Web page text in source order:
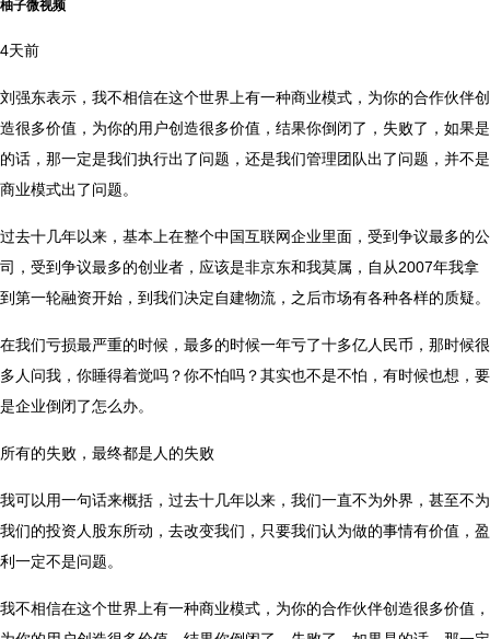
柚子微视频
4天前
刘强东表示，我不相信在这个世界上有一种商业模式，为你的合作伙伴创
造很多价值，为你的用户创造很多价值，结果你倒闭了，失败了，如果是
的话，那一定是我们执行出了问题，还是我们管理团队出了问题，并不是
商业模式出了问题。
过去十几年以来，基本上在整个中国互联网企业里面，受到争议最多的公
司，受到争议最多的创业者，应该是非京东和我莫属，自从2007年我拿
到第一轮融资开始，到我们决定自建物流，之后市场有各种各样的质疑。
在我们亏损最严重的时候，最多的时候一年亏了十多亿人民币，那时候很
多人问我，你睡得着觉吗？你不怕吗？其实也不是不怕，有时候也想，要
是企业倒闭了怎么办。
所有的失败，最终都是人的失败
我可以用一句话来概括，过去十几年以来，我们一直不为外界，甚至不为
我们的投资人股东所动，去改变我们，只要我们认为做的事情有价值，盈
利一定不是问题。
我不相信在这个世界上有一种商业模式，为你的合作伙伴创造很多价值，